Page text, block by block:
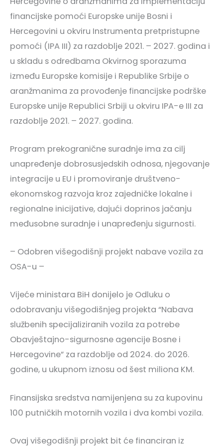
financijske pomoći Europske unije Bosni i
Hercegovini u okviru Instrumenta pretpristupne
pomoći (IPA III) za razdoblje 2021. – 2027. godina i
u skladu s odredbama Okvirnog sporazuma
između Europske komisije i Republike Srbije o
aranžmanima za provođenje financijske podrške
Europske unije Republici Srbiji u okviru IPA-e III za
razdoblje 2021. – 2027. godina.
Program prekogranične suradnje ima za cilj
unapređenje dobrosusjedskih odnosa, njegovanje
integracije u EU i promoviranje društveno-
ekonomskog razvoja kroz zajedničke lokalne i
regionalne inicijative, dajući doprinos jačanju
međusobne suradnje i unapređenju sigurnosti.
– Odobren višegodišnji projekt nabave vozila za
OSA-u –
Vijeće ministara BiH donijelo je Odluku o
odobravanju višegodišnjeg projekta “Nabava
službenih specijaliziranih vozila za potrebe
Obavještajno-sigurnosne agencije Bosne i
Hercegovine” za razdoblje od 2024. do 2026.
godine, u ukupnom iznosu od šest miliona KM.
Finansijska sredstva namijenjena su za kupovinu
100 putničkih motornih vozila i dva kombi vozila.
Ovaj višegodišnji projekt bit će financiran iz